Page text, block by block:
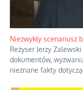
Domowe polowanie
Przez dziesięciolecia
rozgłośni radiowych,
wszystko, aby je